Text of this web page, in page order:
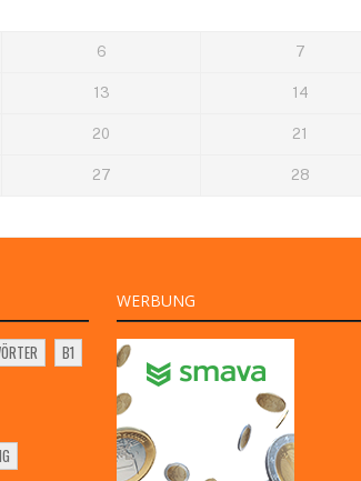
6 7
13 14
20 21
27 28
B1
WERBUNG